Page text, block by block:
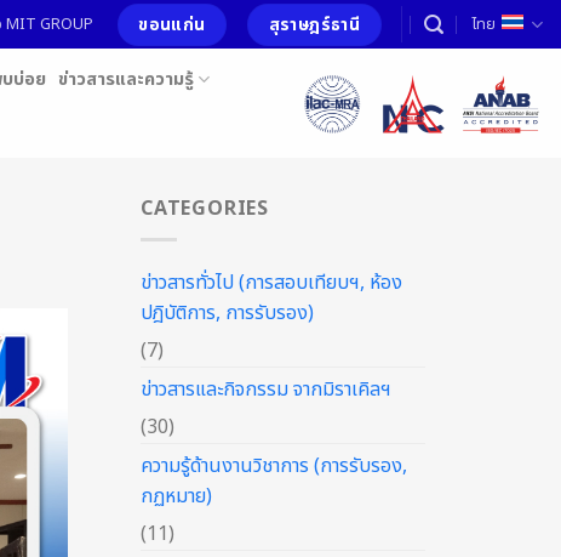
MIT GROUP ขอนแก่น สุราษฎร์ธานี ไทย
บ่อย ข่าวสารและความรู้
CATEGORIES
ข่าวสารทั่วไป (การสอบเทียบฯ, ห้อง
ปฎิบัติการ, การรับรอง)
(7)
ข่าวสารและกิจกรรม จากมิราเคิลฯ
(30)
ความรู้ด้านงานวิชาการ (การรับรอง,
กฏหมาย)
(11)